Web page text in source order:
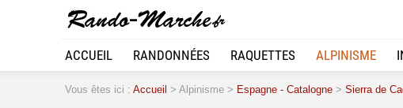
ACCUEIL RANDONNÉES RAQUETTES ALPINISME
Vous êtes ici : Accueil > Alpinisme > Espagne - Catalogne > Sierra de